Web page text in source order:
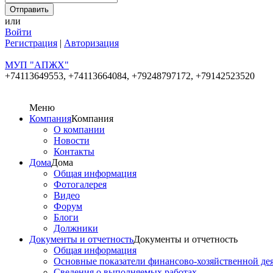
или
Войти
Регистрация | Авторизация
МУП "АПЖХ"
+74113649553, +74113664084, +79248797172, +79142523520
Меню
КомпанияКомпания
О компании
Новости
Контакты
ДомаДома
Общая информация
Фотогалерея
Видео
Форум
Блоги
Должники
Документы и отчетностьДокументы и отчетность
Общая информация
Основные показатели финансово-хозяйственной